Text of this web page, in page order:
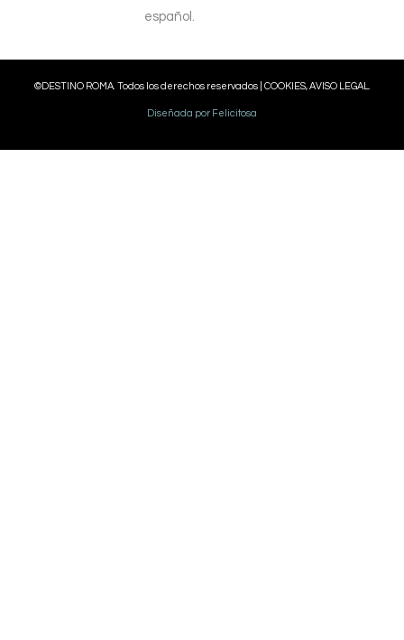
español.
©DESTINO ROMA. Todos los derechos reservados | COOKIES, AVISO LEGAL.
Diseñada por Felicitosa